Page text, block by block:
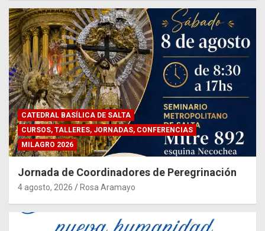
CATEDRAL BASÍLICA DE SALTA
CURSOS, TALLERES, JORNADAS, CONFERENCIAS
MILAGRO 2026
Jornada de Coordinadores de Peregrinación
4 agosto, 2026 Rosa Aramayo